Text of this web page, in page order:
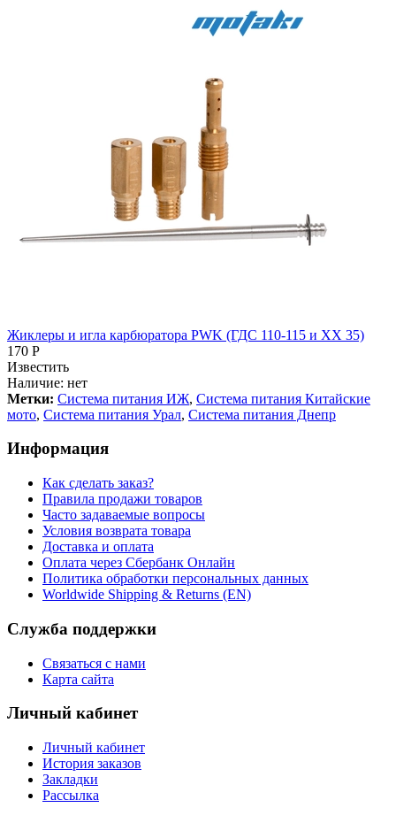
Жиклеры и игла карбюратора PWK (ГДС 110-115 и ХХ 35)
170 Р
Известить
Наличие: нет
Метки: Система питания ИЖ, Система питания Китайские
мото, Система питания Урал, Система питания Днепр
Информация
Как сделать заказ?
Правила продажи товаров
Часто задаваемые вопросы
Условия возврата товара
Доставка и оплата
Оплата через Сбербанк Онлайн
Политика обработки персональных данных
Worldwide Shipping & Returns (EN)
Служба поддержки
Связаться с нами
Карта сайта
Личный кабинет
Личный кабинет
История заказов
Закладки
Рассылка